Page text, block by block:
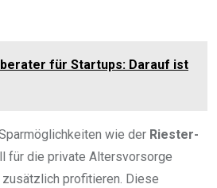
für Startups: Darauf ist
wie der Riester-
für die private Altersvorsorge
profitieren. Diese